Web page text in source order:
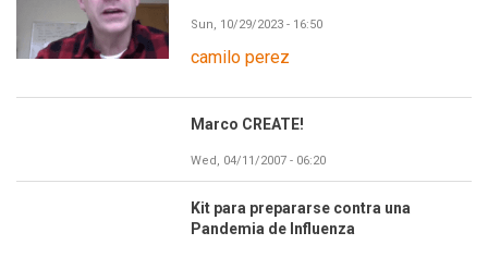
Sun, 10/29/2023 - 16:50
camilo perez
Marco CREATE!
Wed, 04/11/2007 - 06:20
Kit para prepararse contra una
Pandemia de Influenza